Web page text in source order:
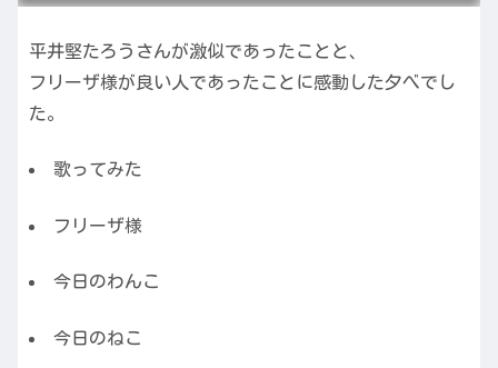
平井堅たろうさんが激似であったことと、
フリーザ様が良い人であったことに感動した夕べでし
た。
歌ってみた
フリーザ様
今日のわんこ
今日のねこ